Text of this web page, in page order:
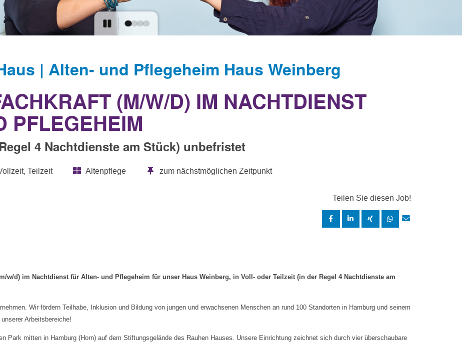
| Alten- und Pflegeheim Haus Weinberg
(M/W/D) IM NACHTDIENST
PFLEGEHEIM
4 Nachtdienste am Stück) unbefristet
Teilzeit Altenpflege zum nächstmöglichen Zeitpunkt
Teilen Sie diesen Job!
w/d) im Nachtdienst für Alten- und Pflegeheim für unser Haus Weinberg, in Voll- oder Teilzeit (in der Regel 4 Nachtdienste am
Wir fördern Teilhabe, Inklusion und Bildung von jungen und erwachsenen Menschen an rund 100 Standorten in Hamburg und seinem
Arbeitsbereiche!
Park mitten in Hamburg (Horn) auf dem Stiftungsgelände des Rauhen Hauses. Unsere Einrichtung zeichnet sich durch vier überschaubare